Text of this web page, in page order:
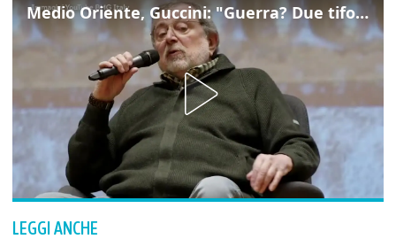
Medio Oriente, Guccini: "Guerra? Due tifoserie che si urlano contro e dimenticano vittime"
LEGGI ANCHE